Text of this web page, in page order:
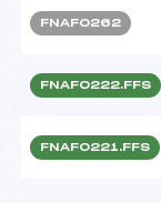
FNAF0262
FNAF0222.FFS
FNAF0221.FFS